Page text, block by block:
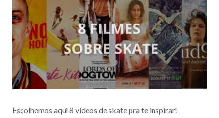
Escolhemos aqui 8 videos de skate pra te inspirar!